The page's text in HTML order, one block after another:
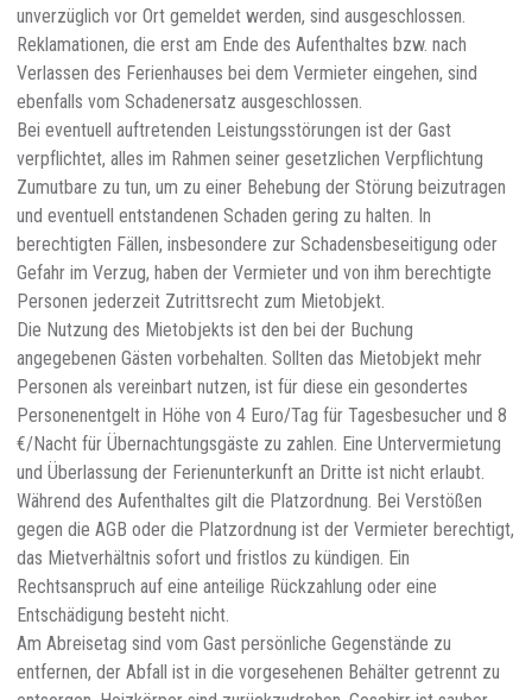
unverzüglich vor Ort gemeldet werden, sind ausgeschlossen.
Reklamationen, die erst am Ende des Aufenthaltes bzw. nach
Verlassen des Ferienhauses bei dem Vermieter eingehen, sind
ebenfalls vom Schadenersatz ausgeschlossen.
Bei eventuell auftretenden Leistungsstörungen ist der Gast
verpflichtet, alles im Rahmen seiner gesetzlichen Verpflichtung
Zumutbare zu tun, um zu einer Behebung der Störung beizutragen
und eventuell entstandenen Schaden gering zu halten. In
berechtigten Fällen, insbesondere zur Schadensbeseitigung oder
Gefahr im Verzug, haben der Vermieter und von ihm berechtigte
Personen jederzeit Zutrittsrecht zum Mietobjekt.
Die Nutzung des Mietobjekts ist den bei der Buchung
angegebenen Gästen vorbehalten. Sollten das Mietobjekt mehr
Personen als vereinbart nutzen, ist für diese ein gesondertes
Personenentgelt in Höhe von 4 Euro/Tag für Tagesbesucher und 8
€/Nacht für Übernachtungsgäste zu zahlen. Eine Untervermietung
und Überlassung der Ferienunterkunft an Dritte ist nicht erlaubt.
Während des Aufenthaltes gilt die Platzordnung. Bei Verstößen
gegen die AGB oder die Platzordnung ist der Vermieter berechtigt,
das Mietverhältnis sofort und fristlos zu kündigen. Ein
Rechtsanspruch auf eine anteilige Rückzahlung oder eine
Entschädigung besteht nicht.
Am Abreisetag sind vom Gast persönliche Gegenstände zu
entfernen, der Abfall ist in die vorgesehenen Behälter getrennt zu